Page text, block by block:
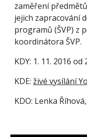
zaměření
jejich zapracování
programů (ŠVP) z
koordinátora ŠVP.
KDY: 1. 11. 2016 od
KDE: živé vysílání
KDO: Lenka